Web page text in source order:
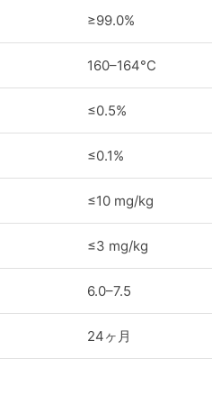
≥99.0%
160–164°C
≤0.5%
≤0.1%
≤10 mg/kg
≤3 mg/kg
6.0–7.5
24ヶ月